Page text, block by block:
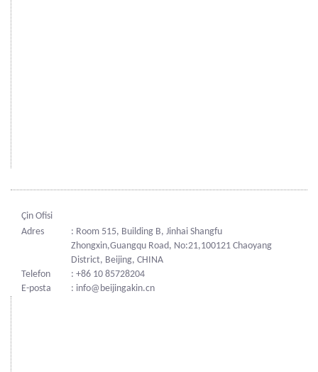
Çin Ofisi
Adres
: Room 515, Building B, Jinhai Shangfu
Zhongxin,Guangqu Road, No:21,100121 Chaoyang
District, Beijing, CHINA
Telefon
: +86 10 85728204
E-posta
: info@beijingakin.cn